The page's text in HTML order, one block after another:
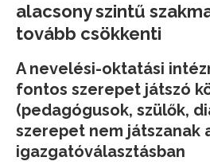
alacsony szintű
tovább csökkenti
A nevelési-oktatási
fontos szerepet játszó
(pedagógusok, szülők,
szerepet nem játszanak
igazgatóválasztásban